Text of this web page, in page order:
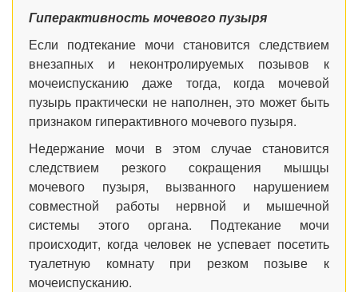
Гиперактивность мочевого пузыря
Если подтекание мочи становится следствием
внезапных и неконтролируемых позывов к
мочеиспусканию даже тогда, когда мочевой
пузырь практически не наполнен, это может быть
признаком гиперактивного мочевого пузыря.
Недержание мочи в этом случае становится
следствием резкого сокращения мышцы
мочевого пузыря, вызванного нарушением
совместной работы нервной и мышечной
системы этого органа. Подтекание мочи
происходит, когда человек не успевает посетить
туалетную комнату при резком позыве к
мочеиспусканию.